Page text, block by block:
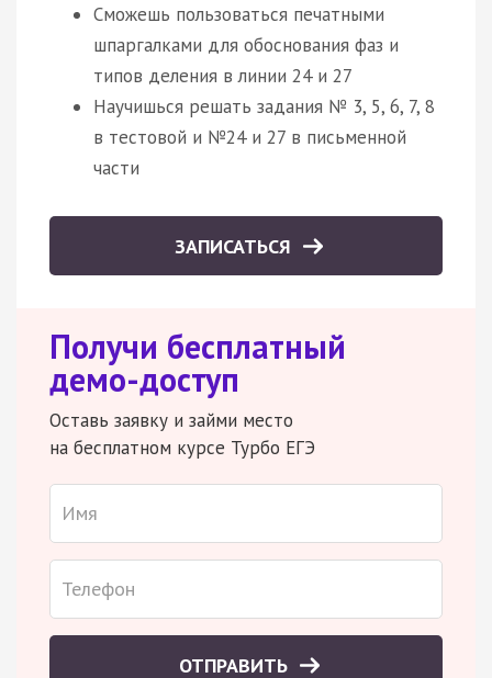
Сможешь пользоваться печатными
шпаргалками для обоснования фаз и
типов деления в линии 24 и 27
Научишься решать задания № 3, 5, 6, 7, 8
в тестовой и №24 и 27 в письменной
части
ЗАПИСАТЬСЯ
Получи бесплатный
демо-доступ
Оставь заявку и займи место
на бесплатном курсе Турбо ЕГЭ
ОТПРАВИТЬ